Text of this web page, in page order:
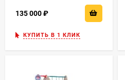
135 000
КУПИТЬ В 1 КЛИК